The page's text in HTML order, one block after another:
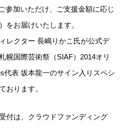
参加いただけ、ご支援金額に応じ
をお届けいたします。
レクター 長嶋りかこ氏が公式デ
幌国際芸術祭（SIAF）2014オリ
代表 坂本龍一のサイン入りスペシ
おります。
付は、クラウドファンディング